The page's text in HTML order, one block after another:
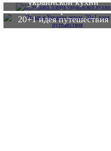
Отдых в Украине летом:
20+1 идея путешествия